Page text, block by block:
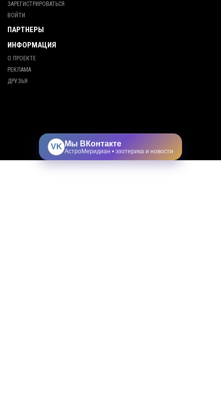
ЗАРЕГИСТРИРОВАТЬСЯ
ВОЙТИ
ПАРТНЕРЫ
ИНФОРМАЦИЯ
О ПРОЕКТЕ
РЕКЛАМА
ДРУЗЬЯ
VK Мы ВКонтакте
АстроМеридиан • эзотерика и новости